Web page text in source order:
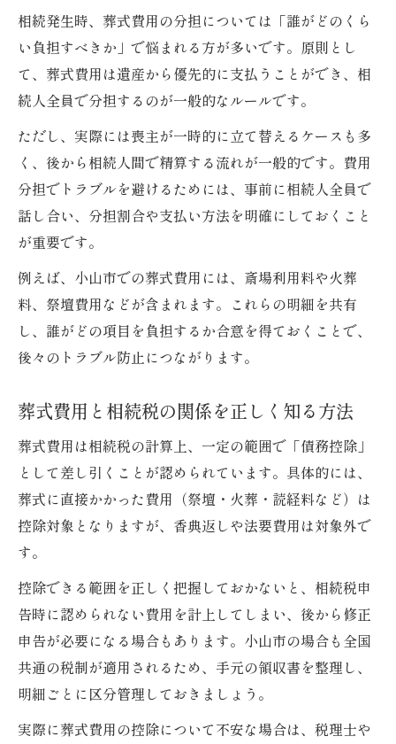
相続発生時、葬式費用の分担については「誰がどのくら
い負担すべきか」で悩まれる方が多いです。原則とし
て、葬式費用は遺産から優先的に支払うことができ、相
続人全員で分担するのが一般的なルールです。
ただし、実際には喪主が一時的に立て替えるケースも多
く、後から相続人間で精算する流れが一般的です。費用
分担でトラブルを避けるためには、事前に相続人全員で
話し合い、分担割合や支払い方法を明確にしておくこと
が重要です。
例えば、小山市での葬式費用には、斎場利用料や火葬
料、祭壇費用などが含まれます。これらの明細を共有
し、誰がどの項目を負担するか合意を得ておくことで、
後々のトラブル防止につながります。
葬式費用と相続税の関係を正しく知る方法
葬式費用は相続税の計算上、一定の範囲で「債務控除」
として差し引くことが認められています。具体的には、
葬式に直接かかった費用（祭壇・火葬・読経料など）は
控除対象となりますが、香典返しや法要費用は対象外で
す。
控除できる範囲を正しく把握しておかないと、相続税申
告時に認められない費用を計上してしまい、後から修正
申告が必要になる場合もあります。小山市の場合も全国
共通の税制が適用されるため、手元の領収書を整理し、
明細ごとに区分管理しておきましょう。
実際に葬式費用の控除について不安な場合は、税理士や